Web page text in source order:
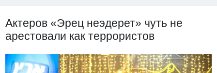
Актеров «Эрец неэдерет» чуть не
арестовали как террористов